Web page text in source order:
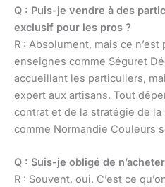
Q : Puis-je vendre à des
exclusif pour les pros ?
R : Absolument, mais ce
enseignes comme Séguret
accueillant les particuliers,
expert aux artisans. Tout
contrat et de la stratégie de
comme Normandie Couleurs
Q : Suis-je obligé de
R : Souvent, oui. C’est ce